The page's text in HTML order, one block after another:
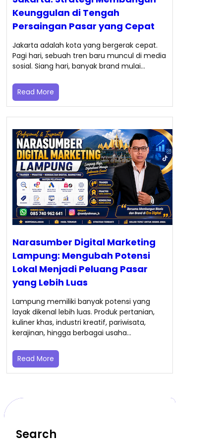
Keunggulan di Tengah
Persaingan Pasar yang Cepat
Jakarta adalah kota yang bergerak cepat.
Pagi hari, sebuah tren baru muncul di media
sosial. Siang hari, banyak brand mulai…
Read More
Narasumber Digital Marketing
Lampung: Mengubah Potensi
Lokal Menjadi Peluang Pasar
yang Lebih Luas
Lampung memiliki banyak potensi yang
layak dikenal lebih luas. Produk pertanian,
kuliner khas, industri kreatif, pariwisata,
kerajinan, hingga berbagai usaha…
Read More
Search